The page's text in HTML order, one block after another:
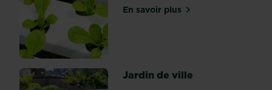
est
une
méthode
qui
se
veut
En savoir plussur L'hydroponie
Jardin de ville